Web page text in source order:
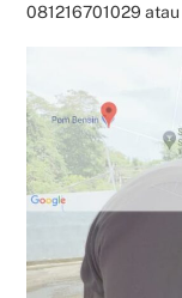
081216701029